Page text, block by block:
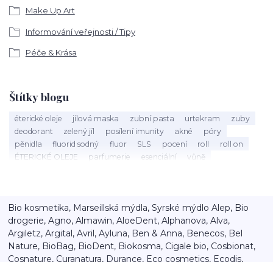
Make Up Art
Informování veřejnosti / Tipy
Péče & Krása
Štítky blogu
éterické oleje jílová maska zubní pasta urtekram
zuby
deodorant
zelený jíl posílení imunity akné
póry
pěnidla
fluorid sodný fluor SLS pocení roll
roll on
ÉTERICKÉ OLEJE
parfumerie esenciální
vůně
kalendář
tenzidy ústa sorbitol aktivní látky
xylitol
péče o vlasy
detox vlasový detox balzám na rty
rty
popraskané rty
výživa speick
Bio kosmetika, Marseillská mýdla, Syrské mýdlo Alep, Bio
drogerie, Agno, Almawin, AloeDent, Alphanova, Alva,
Argiletz, Argital, Avril, Ayluna, Ben & Anna, Benecos, Bel
Nature, BioBag, BioDent, Biokosma, Cigale bio, Cosbionat,
Cosnature, Curanatura, Durance, Eco cosmetics, Ecodis,